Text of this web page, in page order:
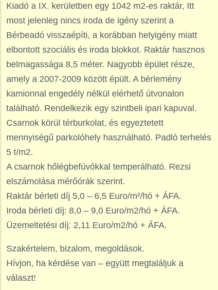
Kiadó a IX. kerületben egy 1042 m2-es raktár, Itt
most jelenleg nincs iroda de igény szerint a
Bérbeadó visszaépíti, a korábban helyigény miatt
elbontott szociális és iroda blokkot. Raktár hasznos
belmagassága 8,5 méter. Nagyobb épület része,
amely a 2007-2009 között épült. A bérlemény
kamionnal engedély nélkül elérhető útvonalon
található. Rendelkezik egy szintbeli ipari kapuval.
Csarnok körül térburkolat, és egyeztetett
mennyiségű parkolóhely használható. Padló terhelés
5 t/m2.
A csarnok hőlégbefúvókkal temperálható. Rezsi
elszámolása mérőórák szerint.
Raktár bérleti díj 5,0 – 6,5 Euro/m²/hó + ÁFA.
Iroda bérleti díj: 8,0 – 9,0 Euro/m2/hó + ÁFA.
Üzemeltetési díj: 2,11 Euro/m2/hó + ÁFA.
Szakértelem, bizalom, megoldások.
Hívjon, ha kérdése van – együtt megtaláljuk a
választ!